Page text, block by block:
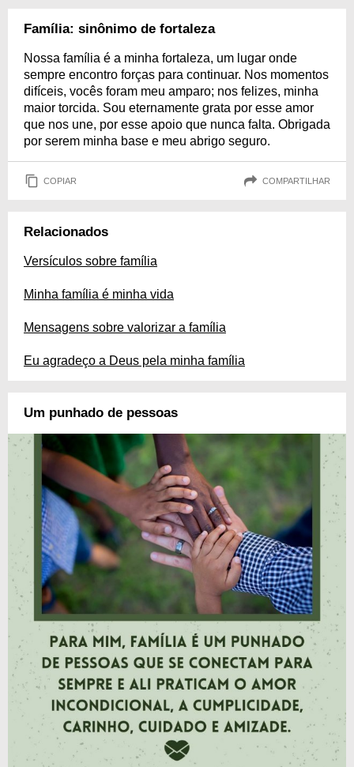
Família: sinônimo de fortaleza
Nossa família é a minha fortaleza, um lugar onde
sempre encontro forças para continuar. Nos momentos
difíceis, vocês foram meu amparo; nos felizes, minha
maior torcida. Sou eternamente grata por esse amor
que nos une, por esse apoio que nunca falta. Obrigada
por serem minha base e meu abrigo seguro.
COPIAR COMPARTILHAR
Relacionados
Versículos sobre família
Minha família é minha vida
Mensagens sobre valorizar a família
Eu agradeço a Deus pela minha família
Um punhado de pessoas